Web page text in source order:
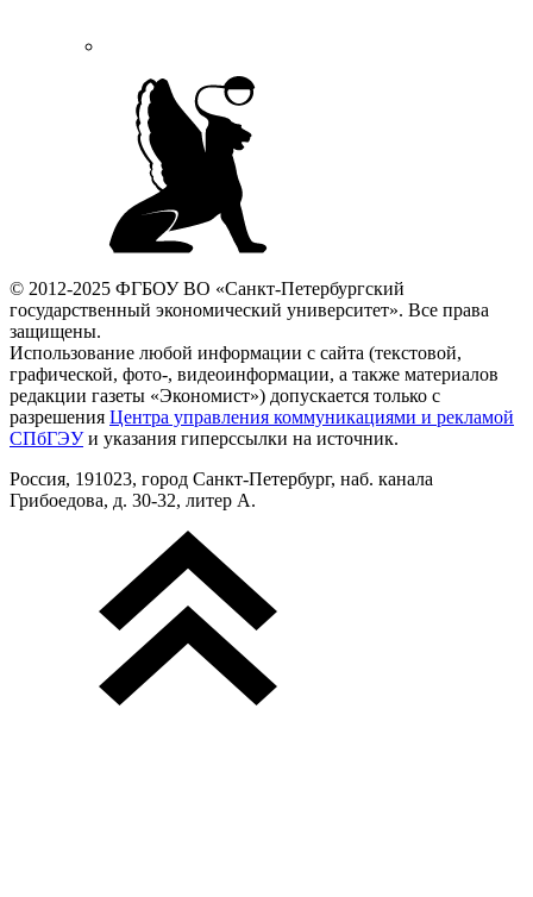
© 2012-2025 ФГБОУ ВО «Санкт-Петербургский
государственный экономический университет». Все права
защищены.
Использование любой информации с сайта (текстовой,
графической, фото-, видеоинформации, а также материалов
редакции газеты «Экономист») допускается только с
разрешения Центра управления коммуникациями и рекламой
СПбГЭУи указания гиперссылки на источник.
Россия, 191023, город Санкт-Петербург, наб. канала
Грибоедова, д. 30-32, литер А.